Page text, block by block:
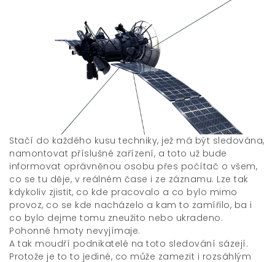
Stačí do každého kusu techniky, jež má být sledována,
namontovat příslušné zařízení, a toto už bude
informovat oprávněnou osobu přes počítač o všem,
co se tu děje, v reálném čase i ze záznamu. Lze tak
kdykoliv zjistit, co kde pracovalo a co bylo mimo
provoz, co se kde nacházelo a kam to zamířilo, ba i
co bylo dejme tomu zneužito nebo ukradeno.
Pohonné hmoty nevyjímaje.
A tak moudří podnikatelé na toto sledování sázejí.
Protože je to to jediné, co může zamezit i rozsáhlým